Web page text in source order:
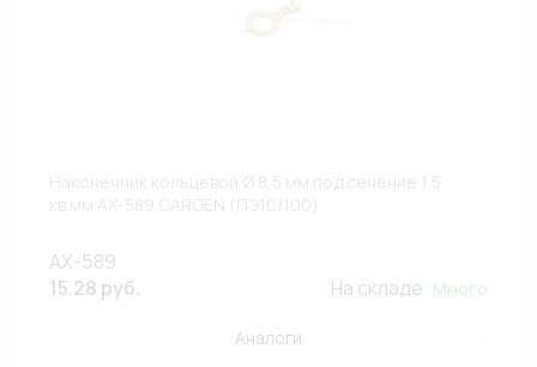
AX-589
15.28 руб.
На складе: Много
Аналоги